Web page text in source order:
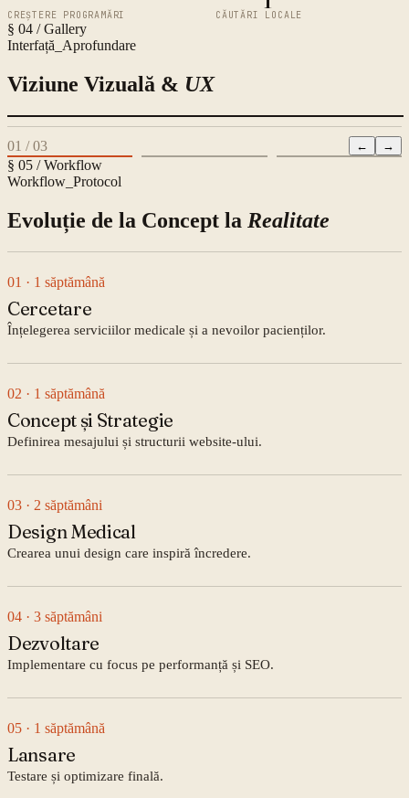
CREȘTERE PROGRAMĂRI CĂUTĂRI LOCALE
§ 04 / Gallery
Interfață_Aprofundare
Viziune Vizuală & UX
01 /03 ← →
§ 05 / Workflow
Workflow_Protocol
Evoluție de la Concept la Realitate
01 · 1 săptămână
Cercetare
Înțelegerea serviciilor medicale și a nevoilor pacienților.
02 · 1 săptămână
Concept și Strategie
Definirea mesajului și structurii website-ului.
03 · 2 săptămâni
Design Medical
Crearea unui design care inspiră încredere.
04 · 3 săptămâni
Dezvoltare
Implementare cu focus pe performanță și SEO.
05 · 1 săptămână
Lansare
Testare și optimizare finală.